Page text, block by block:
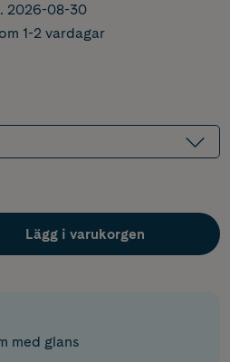
2026-08-30
1-2 vardagar
Lägg i varukorgen
med glans